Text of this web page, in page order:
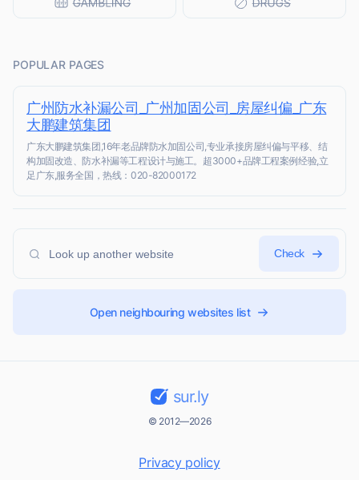
POPULAR PAGES
广州防水补漏公司_广州加固公司_房屋纠偏_广东
大鹏建筑集团
广东大鹏建筑集团,16年老品牌防水加固公司,专业承接房屋纠偏与平移、结
构加固改造、防水补漏等工程设计与施工。超3000+品牌工程案例经验,立
足广东,服务全国，热线：020-82000172
Check
Open neighbouring websites list
sur.ly
© 2012—2026
Privacy policy